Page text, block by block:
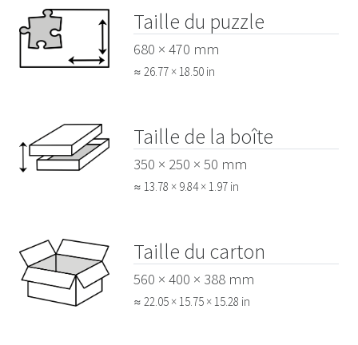
Taille du puzzle
680 × 470 mm
≈ 26.77 × 18.50 in
Taille de la boîte
350 × 250 × 50 mm
≈ 13.78 × 9.84 × 1.97 in
Taille du carton
560 × 400 × 388 mm
≈ 22.05 × 15.75 × 15.28 in